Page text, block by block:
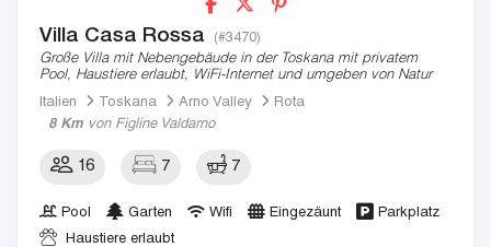
Villa Casa Rossa (#3470)
Große Villa mit Nebengebäude in der Toskana mit privatem
Pool, Haustiere erlaubt, WiFi-Internet und umgeben von Natur
Italien
Toskana Arno Valley
Rota
8 Km von Figline Valdarno
16 7 7
Pool Garten Wifi Eingezäunt
Parkplatz
Haustiere erlaubt